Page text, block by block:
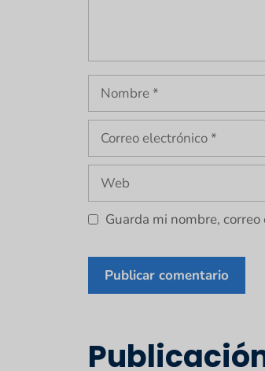
Nombre
Correo
electrónico
Web
Guarda mi nombre,